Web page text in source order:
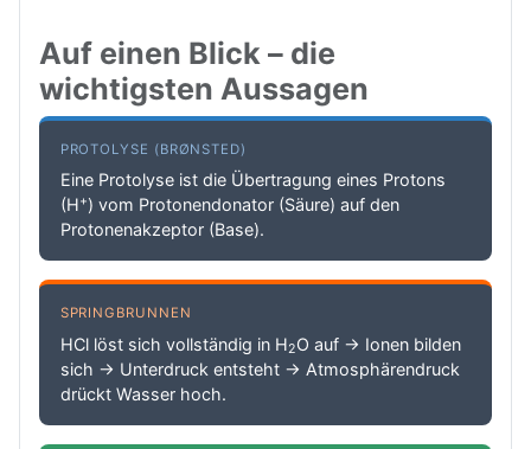
Auf einen Blick – die
wichtigsten Aussagen
PROTOLYSE (BRØNSTED)
Eine Protolyse ist die Übertragung eines Protons
(H+) vom Protonendonator (Säure) auf den
Protonenakzeptor (Base).
SPRINGBRUNNEN
HCl löst sich vollständig in H2O auf → Ionen bilden
sich → Unterdruck entsteht → Atmosphärendruck
drückt Wasser hoch.